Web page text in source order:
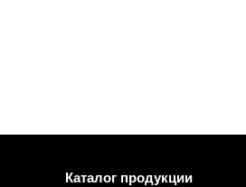
Каталог продукции